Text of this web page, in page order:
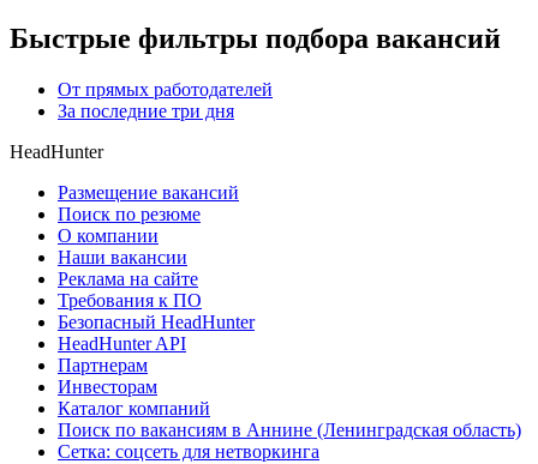
Быстрые фильтры подбора вакансий
От прямых работодателей
За последние три дня
HeadHunter
Размещение вакансий
Поиск по резюме
О компании
Наши вакансии
Реклама на сайте
Требования к ПО
Безопасный HeadHunter
HeadHunter API
Партнерам
Инвесторам
Каталог компаний
Поиск по вакансиям в Аннине (Ленинградская область)
Сетка: соцсеть для нетворкинга